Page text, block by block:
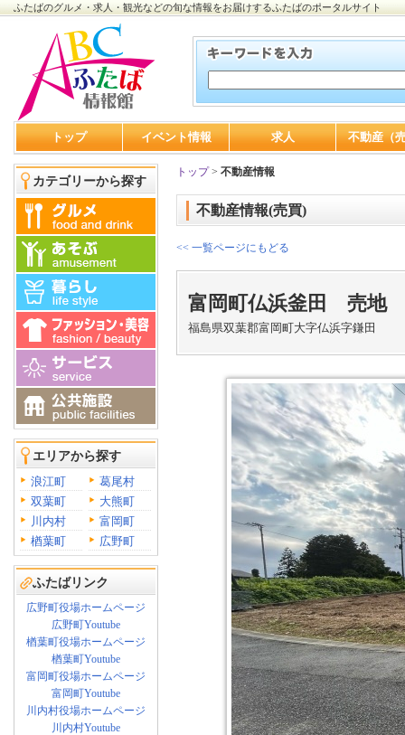
ふたばのグルメ・求人・観光などの旬な情報をお届けするふたばのポータルサイト
トップ イベント情報 求人 不動産（
カテゴリーから探す
エリアから探す
浪江町
葛尾村
双葉町
大熊町
川内村
富岡町
楢葉町
広野町
ふたばリンク
広野町役場ホームページ
広野町Youtube
楢葉町役場ホームページ
楢葉町Youtube
富岡町役場ホームページ
富岡町Youtube
川内村役場ホームページ
川内村Youtube
トップ> 不動産情報
不動産情報(売買)
<< 一覧ページにもどる
富岡町仏浜釜田 売地
福島県双葉郡富岡町大字仏浜字鎌田